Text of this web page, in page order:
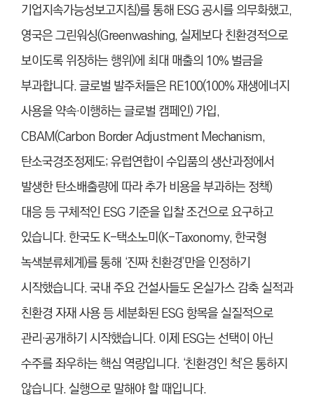
기업지속가능성보고지침)를 통해 ESG 공시를 의무화했고,
영국은 그린워싱(Greenwashing, 실제보다 친환경적으로
보이도록 위장하는 행위)에 최대 매출의 10% 벌금을
부과합니다. 글로벌 발주처들은 RE100(100% 재생에너지
사용을 약속·이행하는 글로벌 캠페인) 가입,
CBAM(Carbon Border Adjustment Mechanism,
탄소국경조정제도; 유럽연합이 수입품의 생산과정에서
발생한 탄소배출량에 따라 추가 비용을 부과하는 정책)
대응 등 구체적인 ESG 기준을 입찰 조건으로 요구하고
있습니다. 한국도 K-택소노미(K-Taxonomy, 한국형
녹색분류체계)를 통해 ‘진짜 친환경’만을 인정하기
시작했습니다. 국내 주요 건설사들도 온실가스 감축 실적과
친환경 자재 사용 등 세분화된 ESG 항목을 실질적으로
관리·공개하기 시작했습니다. 이제 ESG는 선택이 아닌
수주를 좌우하는 핵심 역량입니다. ‘친환경인 척’은 통하지
않습니다. 실행으로 말해야 할 때입니다.